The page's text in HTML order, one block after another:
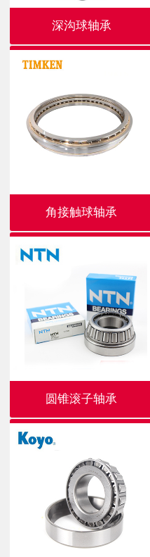
深沟球轴承
角接触球轴承
圆锥滚子轴承